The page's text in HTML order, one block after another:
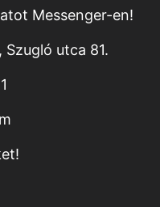
Messenger-en!
Szugló utca 81.